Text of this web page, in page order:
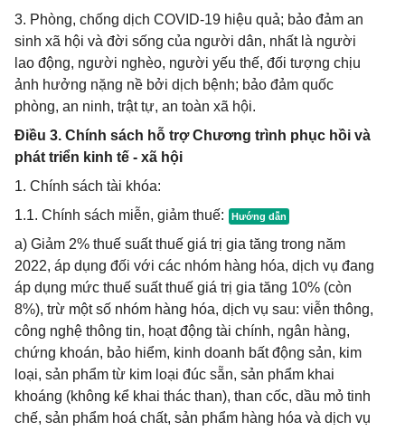
3. Phòng, chống dịch COVID-19 hiệu quả; bảo đảm an
sinh xã hội và đời sống của người dân, nhất là người
lao động, người nghèo, người yếu thế, đối tượng chịu
ảnh hưởng nặng nề bởi dịch bệnh; bảo đảm quốc
phòng, an ninh, trật tự, an toàn xã hội.
Điều 3. Chính sách hỗ trợ Chương trình phục hồi và
phát triển kinh tế - xã hội
1. Chính sách tài khóa:
1.1. Chính sách miễn, giảm thuế:
a) Giảm 2% thuế suất thuế giá trị gia tăng trong năm
2022, áp dụng đối với các nhóm hàng hóa, dịch vụ đang
áp dụng mức thuế suất thuế giá trị gia tăng 10% (còn
8%), trừ một số nhóm hàng hóa, dịch vụ sau: viễn thông,
công nghệ thông tin, hoạt động tài chính, ngân hàng,
chứng khoán, bảo hiểm, kinh doanh bất động sản, kim
loại, sản phẩm từ kim loại đúc sẵn, sản phẩm khai
khoáng (không kể khai thác than), than cốc, dầu mỏ tinh
chế, sản phẩm hoá chất, sản phẩm hàng hóa và dịch vụ